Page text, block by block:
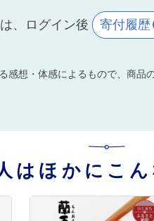
、ログイン後 寄付履歴
想・体感によるもので、商品
はほかにこ